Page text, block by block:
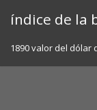
índice de la
1890 valor del dólar